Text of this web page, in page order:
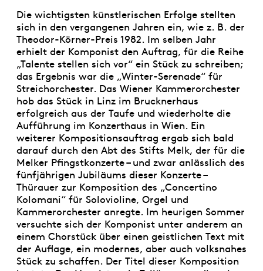
Die wichtigsten künstlerischen Erfolge stellten
sich in den vergangenen Jahren ein, wie z. B. der
Theodor-Körner-Preis 1982. Im selben Jahr
erhielt der Komponist den Auftrag, für die Reihe
„Talente stellen sich vor“ ein Stück zu schreiben;
das Ergebnis war die „Winter-Serenade“ für
Streichorchester. Das Wiener Kammerorchester
hob das Stück in Linz im Brucknerhaus
erfolgreich aus der Taufe und wiederholte die
Aufführung im Konzerthaus in Wien. Ein
weiterer Kompositionsauftrag ergab sich bald
darauf durch den Abt des Stifts Melk, der für die
Melker Pfingstkonzerte – und zwar anlässlich des
fünfjährigen Jubiläums dieser Konzerte –
Thürauer zur Komposition des „Concertino
Kolomani“ für Solovioline, Orgel und
Kammerorchester anregte. Im heurigen Sommer
versuchte sich der Komponist unter anderem an
einem Chorstück über einen geistlichen Text mit
der Auflage, ein modernes, aber auch volksnahes
Stück zu schaffen. Der Titel dieser Komposition